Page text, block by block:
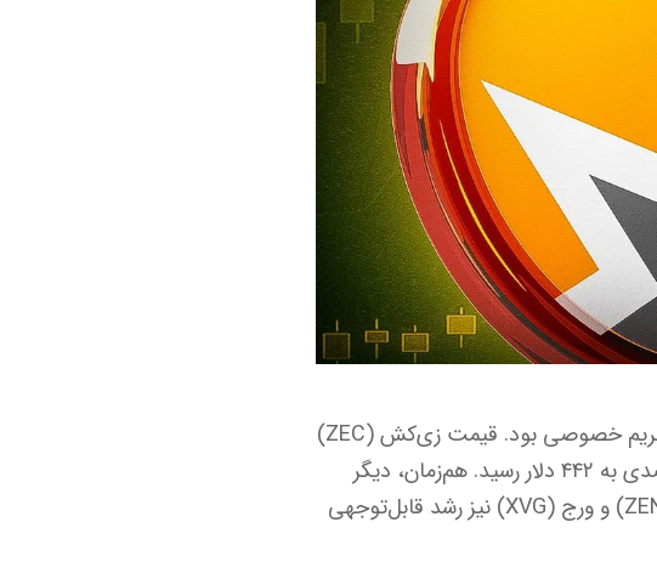
بازار ارزهای دیجیتال روز یک‌شنبه شاهد جهش چشمگیری در بخش کوین‌های حریم خصوصی بود. قیمت زی‌کش (ZEC)
با رشد ۱۲,۸ درصدی از مرز ۶۴۰ دلار عبور کرد و مونرو (XMR) نیز با صعود ۲۱ درصدی به ۴۴۲ دلار رسید. هم‌زمان، دیگر
ارزهای متمرکز بر حریم خصوصی مانند دش (Dash)، دیکرد (DCR)، هورایزن (ZEN) و ورج (XVG) نیز رشد قابل‌توجهی